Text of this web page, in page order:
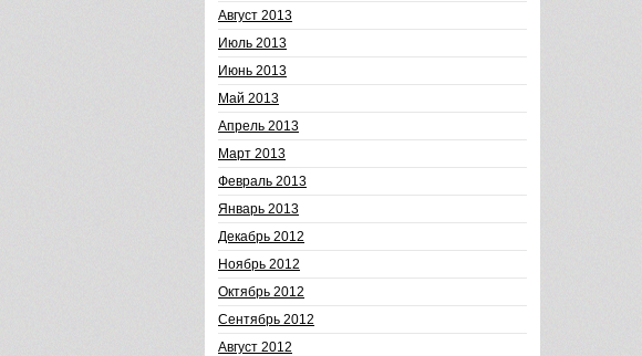
Август 2013
Июль 2013
Июнь 2013
Май 2013
Апрель 2013
Март 2013
Февраль 2013
Январь 2013
Декабрь 2012
Ноябрь 2012
Октябрь 2012
Сентябрь 2012
Август 2012